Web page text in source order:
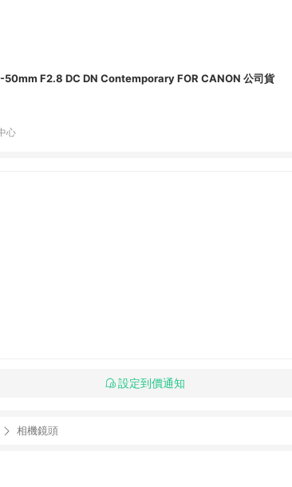
50mm F2.8 DC DN Contemporary FOR CANON 公司貨
心
設定到價通知
相機鏡頭